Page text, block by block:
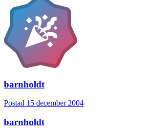
barnholdt
Postad 15 december 2004
barnholdt